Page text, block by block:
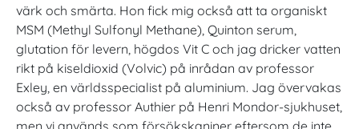
värk och smärta. Hon fick mig också att ta organiskt
MSM (Methyl Sulfonyl Methane), Quinton serum,
glutation för levern, högdos Vit C och jag dricker vatten
rikt på kiseldioxid (Volvic) på inrådan av professor
Exley, en världsspecialist på aluminium. Jag övervakas
också av professor Authier på Henri Mondor-sjukhuset,
men vi används som försökskaniner eftersom de inte